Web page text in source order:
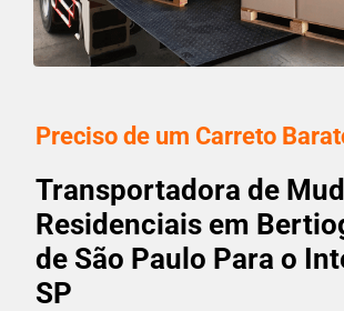
Preciso de um Carreto
Transportadora de
Residenciais em
de São Paulo Para o
SP